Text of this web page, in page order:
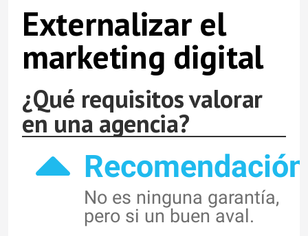
Externalizar el
marketing digital
¿Qué requisitos valorar
en una agencia?
Recomendación
No es ninguna garantía,
pero si un buen aval.